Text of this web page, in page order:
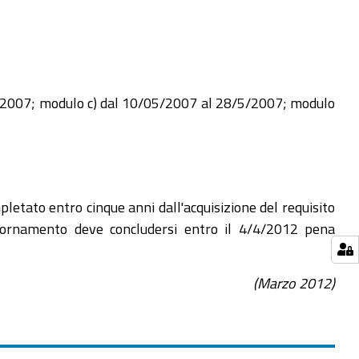
modulo c) dal 10/05/2007 al 28/5/2007; modulo
entro cinque anni dall'acquisizione del requisito
deve concludersi entro il 4/4/2012 pena
(Marzo 2012)